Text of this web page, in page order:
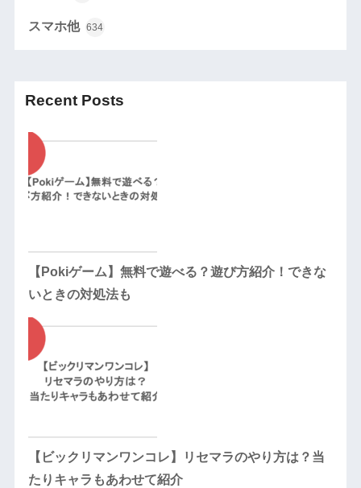
スマホ他 634
Recent Posts
【Pokiゲーム】無料で遊べる？遊び方紹介！できな
いときの対処法も
【ビックリマンワンコレ】リセマラのやり方は？当
たりキャラもあわせて紹介